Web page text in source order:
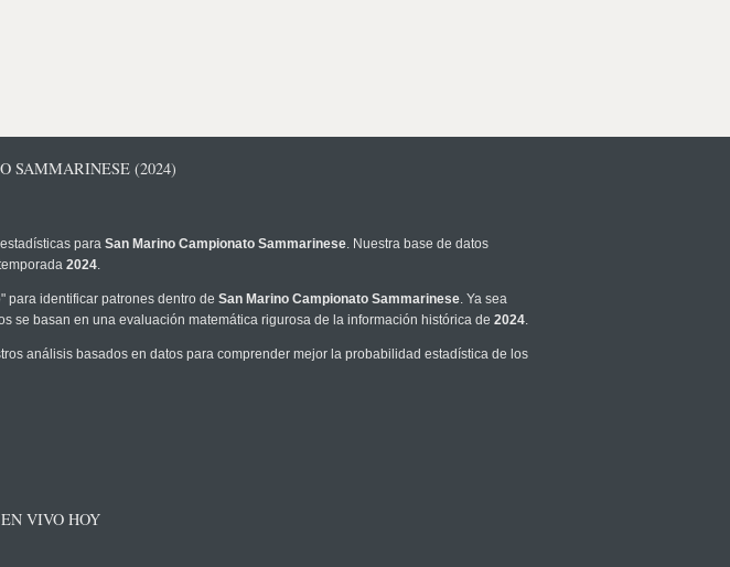
SAMMARINESE (2024)
para San Marino Campionato Sammarinese. Nuestra base de datos
2024.
para identificar patrones dentro de San Marino Campionato Sammarinese. Ya sea
se basan en una evaluación matemática rigurosa de la información histórica de 2024.
análisis basados en datos para comprender mejor la probabilidad estadística de los
VIVO HOY